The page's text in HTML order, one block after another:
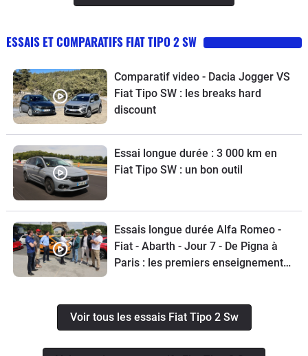
ESSAIS ET COMPARATIFS FIAT TIPO 2 SW
Comparatif video - Dacia Jogger VS
Fiat Tipo SW : les breaks hard
discount
Essai longue durée : 3 000 km en
Fiat Tipo SW : un bon outil
Essais longue durée Alfa Romeo -
Fiat - Abarth - Jour 7 - De Pigna à
Paris : les premiers enseignements
Voir tous les essais Fiat Tipo 2 Sw